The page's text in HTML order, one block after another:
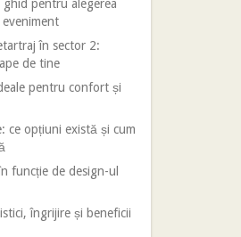
ghid pentru alegerea
în sector 2:
de tine
pentru confort și
ce opțiuni există și cum
funcție de design-ul
îngrijire și beneficii